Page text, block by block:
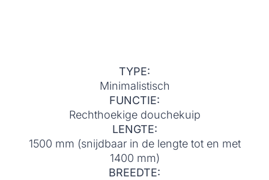
TYPE:
Minimalistisch
FUNCTIE:
Rechthoekige douchekuip
LENGTE:
1500 mm (snijdbaar in de lengte tot en met
1400 mm)
BREEDTE: